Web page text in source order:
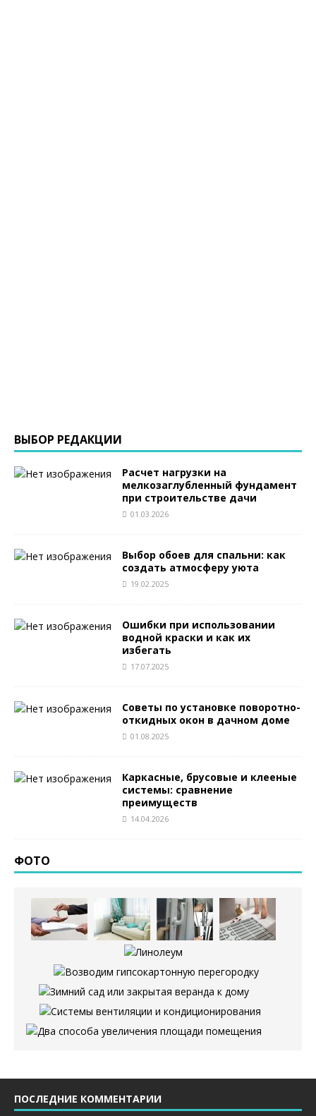
ВЫБОР РЕДАКЦИИ
Расчет нагрузки на
мелкозаглубленный фундамент
при строительстве дачи
01.03.2026
Выбор обоев для спальни: как
создать атмосферу уюта
19.02.2025
Ошибки при использовании
водной краски и как их
избегать
17.07.2025
Советы по установке поворотно-
откидных окон в дачном доме
01.08.2025
Каркасные, брусовые и клееные
системы: сравнение
преимуществ
14.04.2026
ФОТО
ПОСЛЕДНИЕ КОММЕНТАРИИ